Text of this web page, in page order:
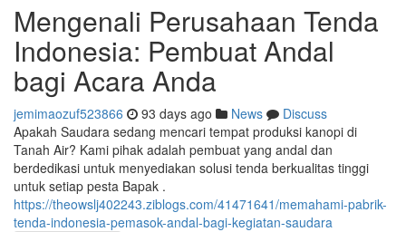
Mengenali Perusahaan Tenda
Indonesia: Pembuat Andal
bagi Acara Anda
jemimaozuf523866 93 days ago News
Discuss
Apakah Saudara sedang mencari tempat produksi kanopi di
Tanah Air? Kami pihak adalah pembuat yang andal dan
berdedikasi untuk menyediakan solusi tenda berkualitas tinggi
untuk setiap pesta Bapak .
https://theowslj402243.ziblogs.com/41471641/memahami-pabrik-
tenda-indonesia-pemasok-andal-bagi-kegiatan-saudara